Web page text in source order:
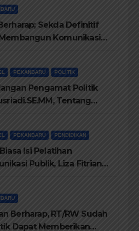
Sekda Definitif
Komunikasi
PEKANBARU POLITIK
Pengamat Politik
Tentang
PEKANBARU PENDIDIKAN
Isi Pelatihan
Publik, Liza Fitriani
Berharap, RT/RW Sudah
Dapat Memberikan